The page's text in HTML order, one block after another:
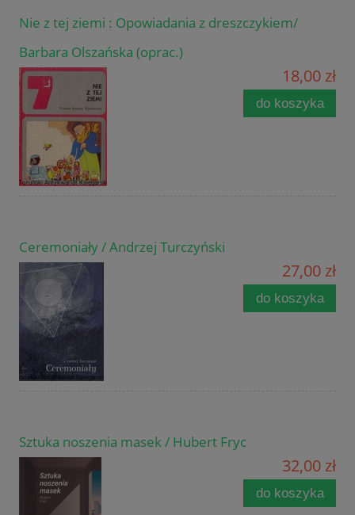
Nie z tej ziemi : Opowiadania z dreszczykiem/
Barbara Olszańska (oprac.)
18,00 zł
do koszyka
Ceremoniały / Andrzej Turczyński
27,00 zł
do koszyka
Sztuka noszenia masek / Hubert Fryc
32,00 zł
do koszyka